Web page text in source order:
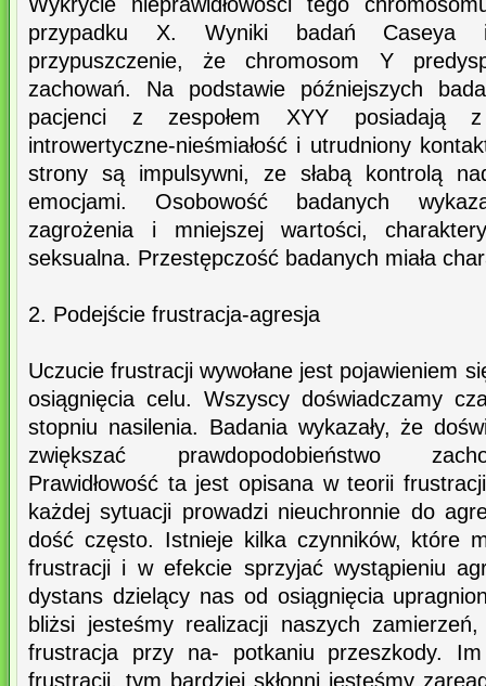
przypadku X. Wyniki badań Caseya i
przypuszczenie, że chromosom Y
zachowań. Na podstawie późniejszych
pacjenci z zespołem XYY posiadają
introwertyczne-nieśmiałość i utrudniony
strony są impulsywni, ze słabą kontrolą
emocjami. Osobowość badanych
zagrożenia i mniejszej wartości,
seksualna. Przestępczość badanych miała
2. Podejście frustracja-agresja
Uczucie frustracji wywołane jest pojawieniem
osiągnięcia celu. Wszyscy doświadczamy
stopniu nasilenia. Badania wykazały, że
zwiększać prawdopodobieństwo
Prawidłowość ta jest opisana w teorii
każdej sytuacji prowadzi nieuchronnie do
dość często. Istnieje kilka czynników, które
frustracji i w efekcie sprzyjać wystąpieniu
dystans dzielący nas od osiągnięcia
bliżsi jesteśmy realizacji naszych
frustracja przy na- potkaniu przeszkody. Im
frustracji, tym bardziej skłonni jesteśmy